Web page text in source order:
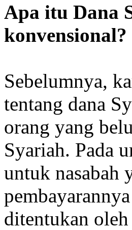
Apa itu Dana
konvensional?
Sebelumnya,
tentang dana
orang yang
Syariah. Pada
untuk nasabah
ditentukan